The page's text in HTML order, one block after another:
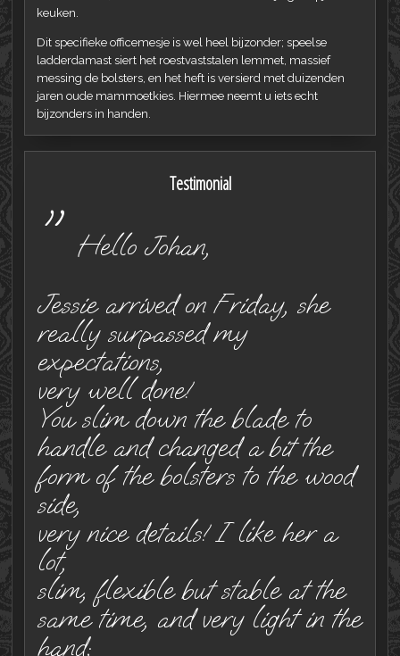
keuken.
Dit specifieke officemesje is wel heel bijzonder; speelse
ladderdamast siert het roestvaststalen lemmet, massief
messing de bolsters, en het heft is versierd met duizenden
jaren oude mammoetkies. Hiermee neemt u iets echt
bijzonders in handen.
Testimonial
" Hello Johan,
Jessie arrived on Friday, she
really surpassed my
expectations,
very well done!
You slim down the blade to
handle and changed a bit the
form of the bolsters to the wood
side,
very nice details! I like her a
lot,
slim, flexible but stable at the
same time, and very light in the
hand;